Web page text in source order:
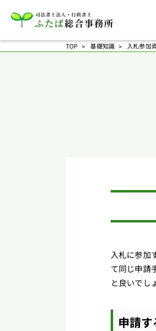
TOP 基礎知識 入札参加
入札に参加
て同じ申請
と良いでし
申請